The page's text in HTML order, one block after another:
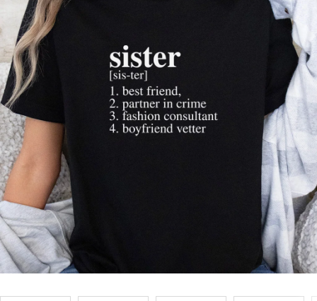
Příležitosti
Domácnost
Kolekce
Oblečení
Přihlášení